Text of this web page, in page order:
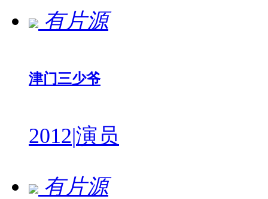
有片源
津门三少爷
2012|演员
有片源